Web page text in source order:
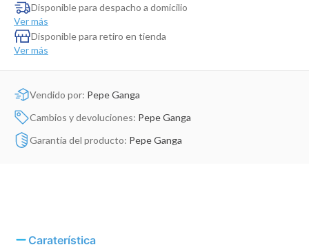
Disponible para despacho a domicilio
Ver más
Disponible para retiro en tienda
Ver más
Vendido por: Pepe Ganga
Cambios y devoluciones: Pepe Ganga
Garantía del producto: Pepe Ganga
Caraterística
Cuna Colecho
Dinosaurio Juguete